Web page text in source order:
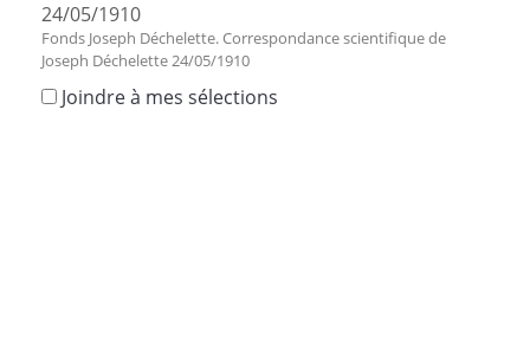
24/05/1910
Fonds Joseph Déchelette. Correspondance scientifique de
Joseph Déchelette 24/05/1910
Joindre à mes sélections